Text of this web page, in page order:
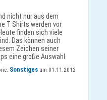
nicht nur aus dem
T Shirts werden vor
finden sich viele
Das können auch
Zeichen seiner
eine große Auswahl.
Sonstiges am 01.11.2012